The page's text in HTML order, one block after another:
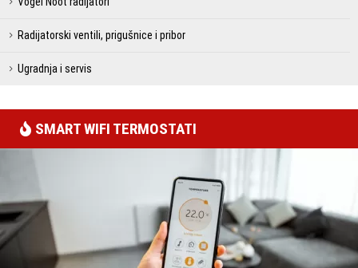
Radijatorski ventili, prigušnice i pribor
Ugradnja i servis
SMART WIFI TERMOSTATI